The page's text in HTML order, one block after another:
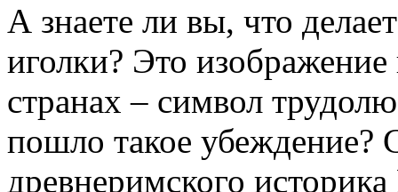
А знаете ли вы, что
иголки? Это
странах – символ
пошло такое убеждение?
древнеримского